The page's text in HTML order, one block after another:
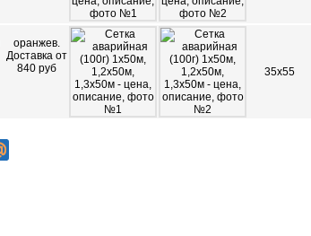
оранжев.
Доставка от
840 руб
35x55